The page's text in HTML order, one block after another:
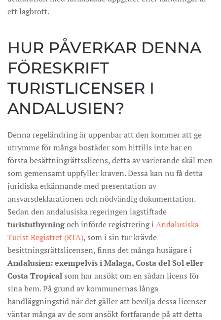
ett lagbrott.
HUR PÅVERKAR DENNA
FÖRESKRIFT
TURISTLICENSER I
ANDALUSIEN?
Denna regeländring är uppenbar att den kommer att ge
utrymme för många bostäder som hittills inte har en
första besättningrättsslicens, detta av varierande skäl men
som gemensamt uppfyller kraven. Dessa kan nu få detta
juridiska erkännande med presentation av
ansvarsdeklarationen och nödvändig dokumentation.
Sedan den andalusiska regeringen lagstiftade
turistuthyrningoch införde registrering i Andalusiska
Turist Registret (RTA), som i sin tur krävde
besittningsrättslicensen, finns det många husägare i
Andalusien: exempelvis i Malaga, Costa del Sol eller
Costa Tropical som har ansökt om en sådan licens för
sina hem. På grund av kommunernas långa
handläggningstid när det gäller att bevilja dessa licenser
väntar många av de som ansökt fortfarande på att detta